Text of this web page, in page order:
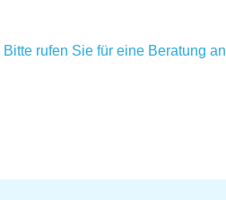
Bitte rufen Sie für eine Beratung an